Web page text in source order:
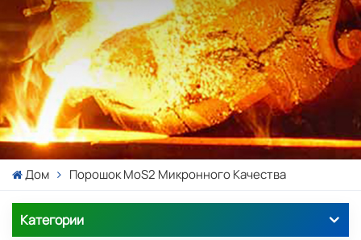
Дом Порошок MoS2 Микронного Качества
Категории